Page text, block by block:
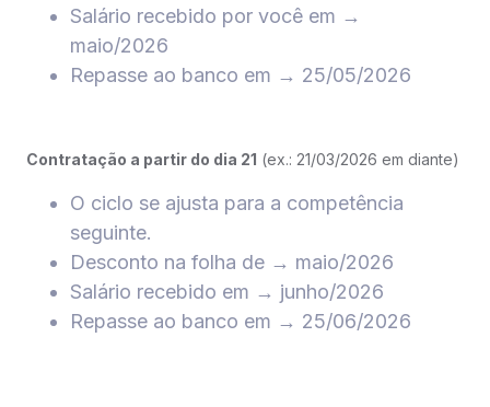
Salário recebido por você em →
maio/2026
Repasse ao banco em → 25/05/2026
Contratação a partir do dia 21 (ex.: 21/03/2026 em diante)
O ciclo se ajusta para a competência
seguinte.
Desconto na folha de → maio/2026
Salário recebido em → junho/2026
Repasse ao banco em → 25/06/2026